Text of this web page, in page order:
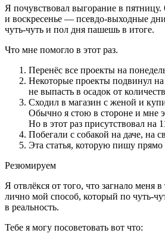
Я почувствовал выгорание в
и воскресенье — псевдо-выходные
чуть-чуть и пол дня пашешь в итоге.
Что мне помогло в этот раз.
Перенёс все проекты на
Некоторые проекты подвинул на
не выпасть в осадок от
Сходил в магазин с женой и
Обычно я стою в стороне и мне
Но в этот раз присутствовал на
Побегали с собакой на даче, на
Эта статья, которую пишу прямо
Резюмируем
Я отвлёкся от того, что загнало меня
лично мой способ, который по чуть-
в реальность.
Тебе я могу посоветовать вот что: